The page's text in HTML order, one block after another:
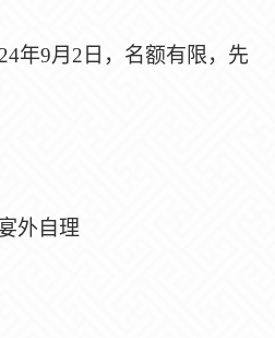
年9月2日，名额有限，先
外自理